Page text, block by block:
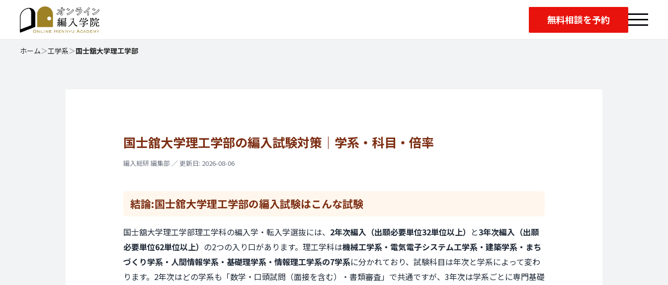
無料相談を予約
ホーム＞工学系＞国士舘大学理工学部
国士舘大学理工学部の編入試験対策｜ 学系・科目・ 倍率
編入総研 編集部 ／ 更新日: 2026-08-06
結論:国士舘大学理工学部の編入試験はこんな試験
国士舘大学理工学部理工学科の編入学・転入学選抜には、 2年次編入（出願必要単位32単位以上） と3年次編入（出願
必要単位62単位以上） の2つの入り口があります。理工学科は機械工学系・電気電子システム工学系・建築学系・まち
づくり学系・人間情報学系・基礎理学系・情報理工学系の7学系に分かれており、試験科目は年次と学系によって変わ
ります。2年次はどの学系も「数学・口頭試問（面接を含む）・書類審査」で共通ですが、3年次は学系ごとに専門基礎